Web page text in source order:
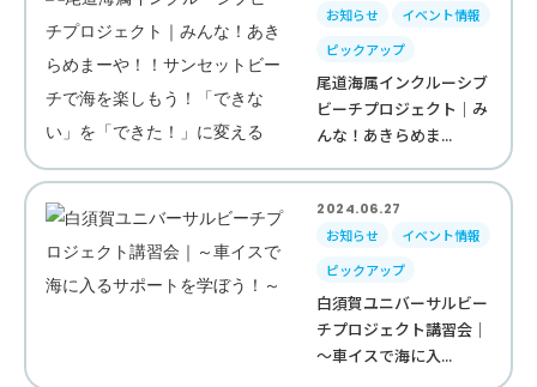
お知らせ
イベント情報
ピックアップ
尾道海属インクルーシブ
ビーチプロジェクト｜み
んな！あきらめま...
2024.06.27
お知らせ
イベント情報
ピックアップ
白須賀ユニバーサルビー
チプロジェクト講習会｜
～車イスで海に入...